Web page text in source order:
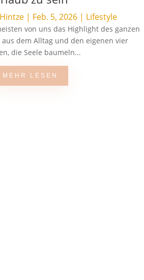
| Feb. 5, 2026 | Lifestyle
von uns das Highlight des ganzen
aus dem Alltag und den eigenen vier
die Seele baumeln...
MEHR LESEN